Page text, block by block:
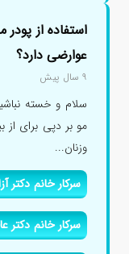
استفاده از پودر
عوارضی دارد؟
۹ سال پیش
سلام و خسته
مو بر دپی برای
وزنان...
سرکار خانم دکتر
سرکار خانم دکتر